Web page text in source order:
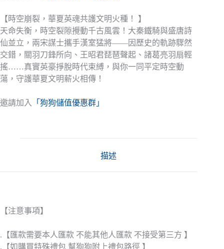
【時空崩裂，華夏英魂共護文明火種！ 】
天命失衡，時空裂隙攪動千古風雲！大秦鐵騎與盛唐詩
仙並立，兩宋謀士攜手漢室猛將——因歷史的軌跡驟然
交錯，關羽刀鋒所向、王昭君琵琶聲起、諸葛亮羽扇輕
搖……真實英豪掙脫時代束縛，與你一同平定時空動
蕩，守護華夏文明薪火相傳！
邀請加入 「狗狗儲值優惠群」
描述
【注意事項】
.【匯款需要本人匯款 不能其他人匯款 不接受第三方 】
.【如購買特殊禮包 幫狗狗附上禮包路徑 】